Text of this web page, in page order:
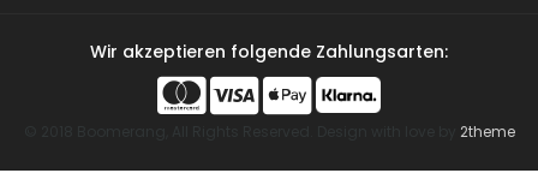
Wir akzeptieren folgende Zahlungsarten:
2theme